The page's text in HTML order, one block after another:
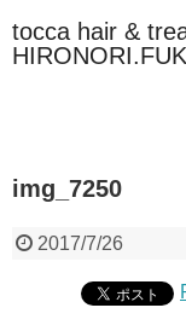
tocca hair &
img_7250
2017/7/26